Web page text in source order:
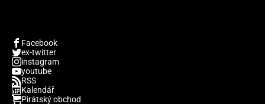
Facebook
ex-twitter
instagram
youtube
RSS
Kalendář
Pirátský obchod